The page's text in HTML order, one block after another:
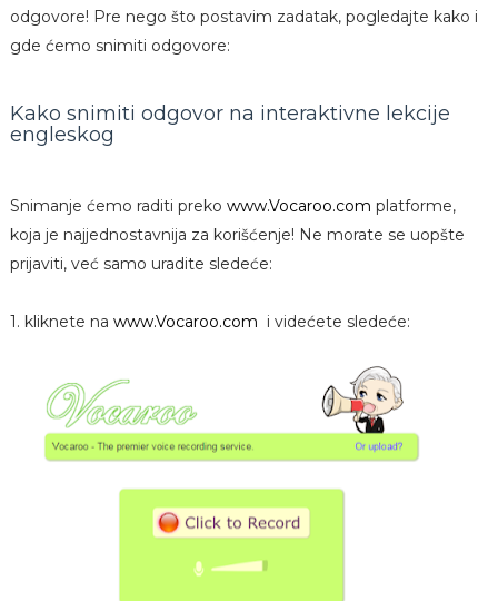
odgovore! Pre nego što postavim zadatak, pogledajte kako i
gde ćemo snimiti odgovore:
Kako snimiti odgovor na interaktivne lekcije
engleskog
Snimanje ćemo raditi preko www.Vocaroo.com platforme,
koja je najjednostavnija za korišćenje! Ne morate se uopšte
prijaviti, već samo uradite sledeće:
1. kliknete na www.Vocaroo.com i videćete sledeće: